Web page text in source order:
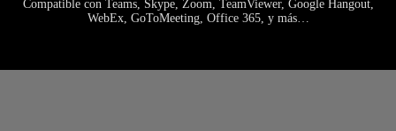
Compatible con Teams, Skype, Zoom, TeamViewer, Google Hangout,
WebEx, GoToMeeting, Office 365, y más…